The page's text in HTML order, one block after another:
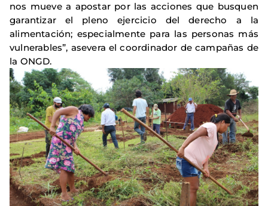
nos mueve a apostar por las acciones que busquen
garantizar el pleno ejercicio del derecho a la
alimentación; especialmente para las personas más
vulnerables”, asevera el coordinador de campañas de
la ONGD.